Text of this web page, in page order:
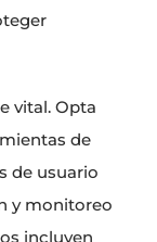
vital. Opta
de
de usuario
y monitoreo
incluyen